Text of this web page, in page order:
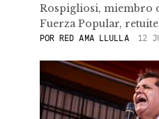
Rospigliosi, miembro
Fuerza Popular,
PORRED AMA LLULLA 12